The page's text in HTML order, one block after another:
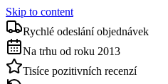
Skip to content
Rychlé odeslání objednávek
Na trhu od roku 2013
Tisíce pozitivních recenzí